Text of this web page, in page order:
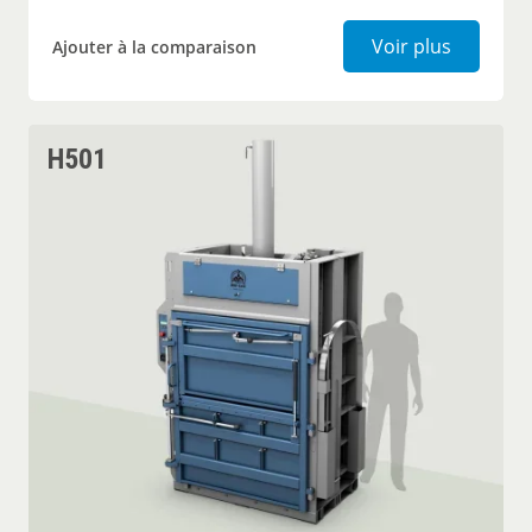
Ajouter à la comparaison Voir plus
H501